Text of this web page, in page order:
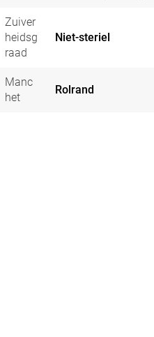
Zuiver
heidsg
raad
Niet-steriel
Manc
het
Rolrand